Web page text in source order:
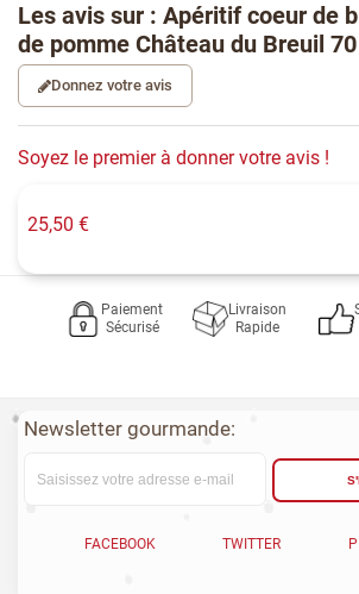
Les avis sur : Apéritif coeur de
de pomme Château du Breuil
Donnez votre avis
Soyez le premier à donner votre avis !
25,50 €
Paiement
Sécurisé
Livraison
Rapide
Newsletter gourmande:
FACEBOOK TWITTER